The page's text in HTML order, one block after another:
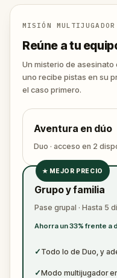
¿Fue Walter, el novio
turístico fantasma
🔎Reúne pistas,
desenmascara al
vuelva a atacar.
y bolígrafo para
MISIÓN MULTIJUGADOR
Reúne a tu
Un misterio de
uno recibe pistas en su
el caso primero.
Aventura en dúo
Duo · acceso en 2
✓
✓
★ MEJOR PRECIO
Grupo y familia
Pase grupal · Hasta 5
Ahorra un 33% frente a
✓ Todo lo de Duo, y
✓Modo multijugador